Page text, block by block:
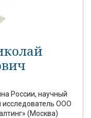
России, научный
ООО
(Москва)